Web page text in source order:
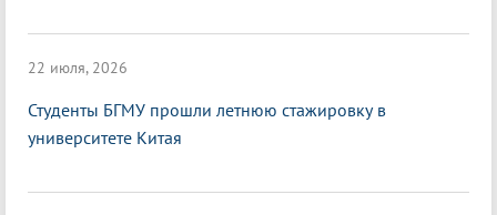
22 июля, 2026
Студенты БГМУ прошли летнюю стажировку в
университете Китая